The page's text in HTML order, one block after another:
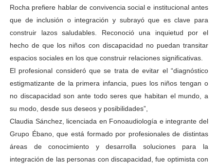
Rocha prefiere hablar de convivencia social e institucional antes
que de inclusión o integración y subrayó que es clave para
construir lazos saludables. Reconoció una inquietud por el
hecho de que los niños con discapacidad no puedan transitar
espacios sociales en los que construir relaciones significativas.
El profesional consideró que se trata de evitar el “diagnóstico
estigmatizante de la primera infancia, pues los niños tengan o
no discapacidad son ante todo seres que habitan el mundo, a
su modo, desde sus deseos y posibilidades”,
Claudia Sánchez, licenciada en Fonoaudiología e integrante del
Grupo Ébano, que está formado por profesionales de distintas
áreas de conocimiento y desarrolla soluciones para la
integración de las personas con discapacidad, fue optimista con